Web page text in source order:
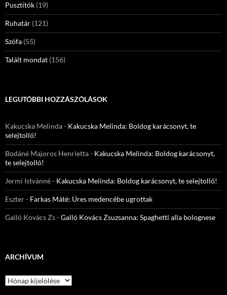
Pusztítók (19)
Ruhatár (121)
Szófa (55)
Talált mondat (156)
LEGUTÓBBI HOZZÁSZÓLÁSOK
Kakucska Melinda- Kakucska Melinda: Boldog karácsonyt, te
selejtolló!
Bodáné Majoros Henrietta- Kakucska Melinda: Boldog karácsonyt,
te selejtolló!
Jermi Istvànné- Kakucska Melinda: Boldog karácsonyt, te selejtolló!
Eszter- Farkas Máté: Üres medencébe ugrottak
Galló Kovács Zs-Galló Kovács Zsuzsanna: Spaghetti alla bolognese
ARCHÍVUM
Archívum